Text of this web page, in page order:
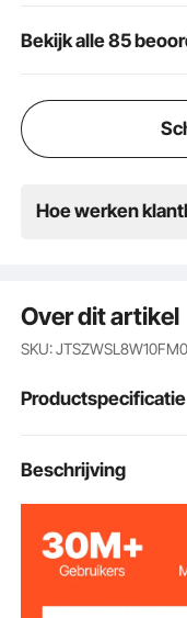
Bekijk alle 85
Hoe werken
Over dit artikel
SKU:
Productspecificatie
Artikelmodelnum
mer
Materialen
Deurstijl
Beschrijving